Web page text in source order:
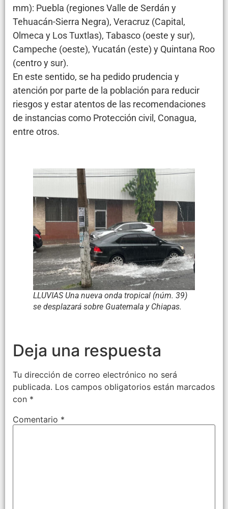
mm): Puebla (regiones Valle de Serdán y
Tehuacán-Sierra Negra), Veracruz (Capital,
Olmeca y Los Tuxtlas), Tabasco (oeste y sur),
Campeche (oeste), Yucatán (este) y Quintana Roo
(centro y sur).
En este sentido, se ha pedido prudencia y
atención por parte de la población para reducir
riesgos y estar atentos de las recomendaciones
de instancias como Protección civil, Conagua,
entre otros.
LLUVIAS Una nueva onda tropical (núm. 39)
se desplazará sobre Guatemala y Chiapas.
Deja una respuesta
Tu dirección de correo electrónico no será
publicada. Los campos obligatorios están marcados
con *
Comentario *